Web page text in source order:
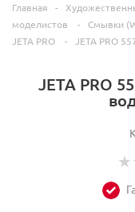
Главная -
моделистов
- Смывки
JETA PRO
- JETA PRO
JETA PRO